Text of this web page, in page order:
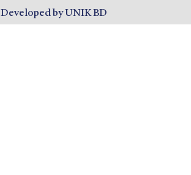
Developed by UNIK BD